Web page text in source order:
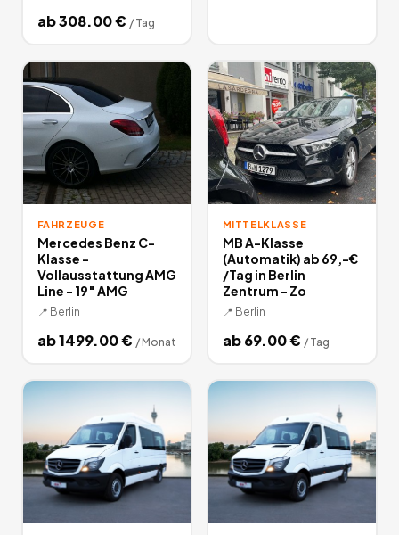
ab308.00€ / Tag
FAHRZEUGE
Mercedes Benz C-
Klasse -
Vollausstattung AMG
Line - 19″ AMG
📍 Berlin
ab1499.00€ /Monat
MITTELKLASSE
MB A-Klasse
(Automatik) ab 69,-€
/Tag in Berlin
Zentrum - Zo
📍 Berlin
ab69.00€ / Tag